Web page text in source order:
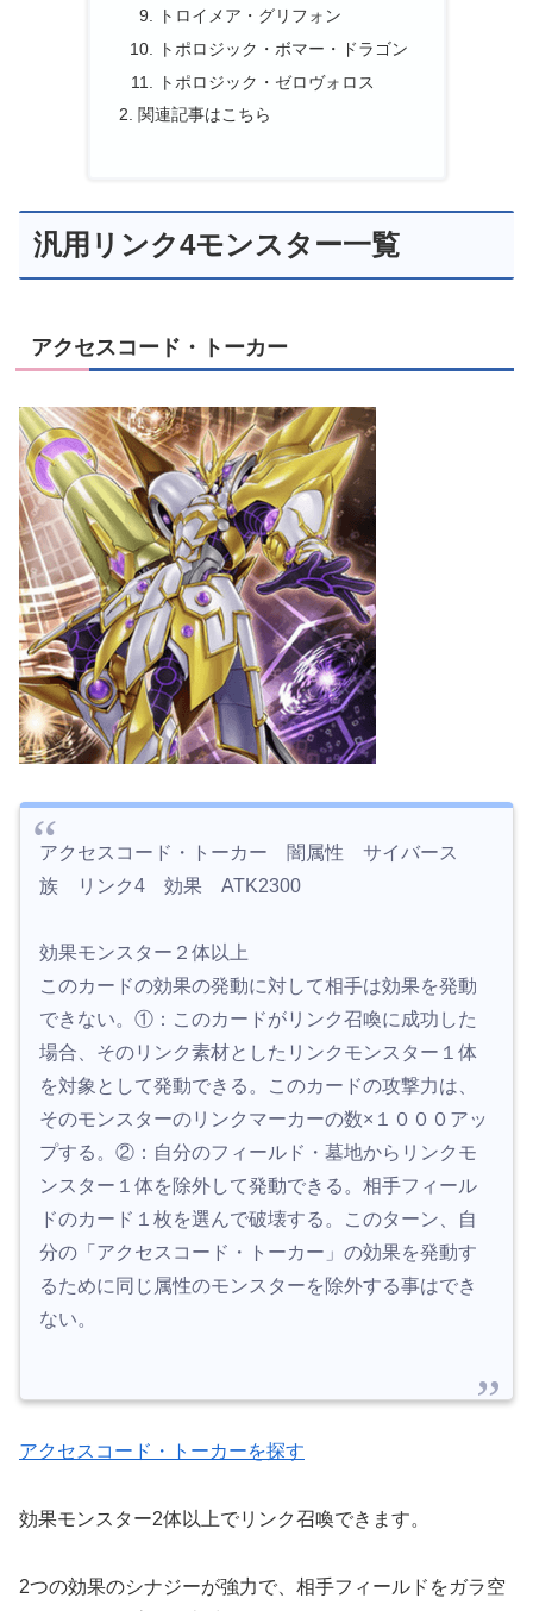
トロイメア・グリフォン
トポロジック・ボマー・ドラゴン
トポロジック・ゼロヴォロス
関連記事はこちら
汎用リンク4モンスター一覧
アクセスコード・トーカー
アクセスコード・トーカー 闇属性 サイバース
族 リンク4 効果 ATK2300
効果モンスター２体以上
このカードの効果の発動に対して相手は効果を発動
できない。①：このカードがリンク召喚に成功した
場合、そのリンク素材としたリンクモンスター１体
を対象として発動できる。このカードの攻撃力は、
そのモンスターのリンクマーカーの数×１０００アッ
プする。②：自分のフィールド・墓地からリンクモ
ンスター１体を除外して発動できる。相手フィール
ドのカード１枚を選んで破壊する。このターン、自
分の「アクセスコード・トーカー」の効果を発動す
るために同じ属性のモンスターを除外する事はでき
ない。
アクセスコード・トーカーを探す
効果モンスター2体以上でリンク召喚できます。
2つの効果のシナジーが強力で、相手フィールドをガラ空